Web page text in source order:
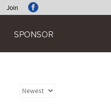
Join
SPONSOR